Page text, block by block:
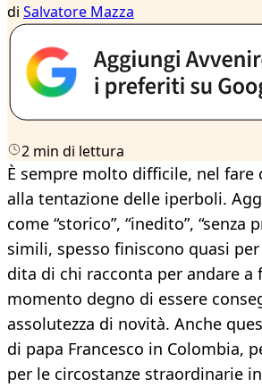
di Salvatore Mazza
2 min di lettura
È sempre molto difficile, nel fare
alla tentazione delle iperboli.
come “storico”, “inedito”, “senza
simili, spesso finiscono quasi
dita di chi racconta per andare a
momento degno di essere
assolutezza di novità. Anche
di papa Francesco in Colombia,
per le circostanze straordinarie